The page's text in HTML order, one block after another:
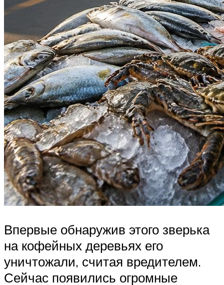
Впервые обнаружив этого зверька
на кофейных деревьях его
уничтожали, считая вредителем.
Сейчас появились огромные